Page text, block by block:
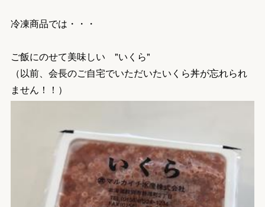
冷凍商品では・・・
ご飯にのせて美味しい "いくら"
（以前、会長のご自宅でいただいたいくら丼が忘れられ
ません！！）